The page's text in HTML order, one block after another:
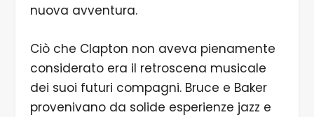
nuova avventura.
Ciò che Clapton non aveva pienamente
considerato era il retroscena musicale
dei suoi futuri compagni. Bruce e Baker
provenivano da solide esperienze jazz e